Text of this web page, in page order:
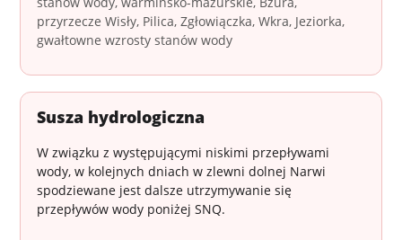
przyrzecze Wisły, Pilica, Zgłowiączka, Wkra, Jeziorka,
gwałtowne wzrosty stanów wody
Susza hydrologiczna
W związku z występującymi niskimi przepływami
wody, w kolejnych dniach w zlewni dolnej Narwi
spodziewane jest dalsze utrzymywanie się
przepływów wody poniżej SNQ.